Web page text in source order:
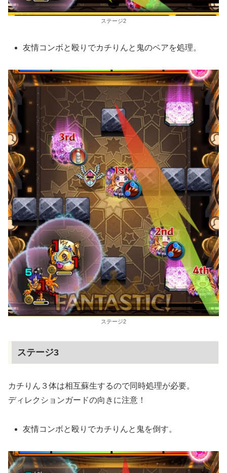
ステージ2
友情コンボと殴りでカチりんと鬼のペアを処理。
ステージ2
ステージ3
カチりん３体は相互蘇生するので同時処理が必要。
ディレクションガードの向きに注意！
友情コンボと殴りでカチりんと鬼を倒す。